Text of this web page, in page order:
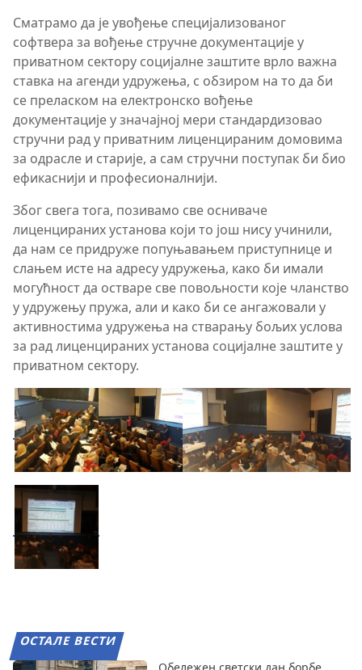
Сматрамо да је увођење специјализованог
софтвера за вођење стручне документације у
приватном сектору социјалне заштите врло важна
ставка на агенди удружења, с обзиром на то да би
се преласком на електронско вођење
документације у значајној мери стандардизовао
стручни рад у приватним лиценцираним домовима
за одрасле и старије, а сам стручни поступак би био
ефикаснији и професионалнији.
Због свега тога, позивамо све осниваче
лиценцираних установа који то још нису учинили,
да нам се придруже попуњавањем приступнице и
слањем исте на адресу удружења, како би имали
могућност да остваре све повољности које чланство
у удружењу пружа, али и како би се ангажовали у
активностима удружења на стварању бољих услова
за рад лиценцираних установа социјалне заштите у
приватном сектору.
ОСТАЛЕ ВЕСТИ